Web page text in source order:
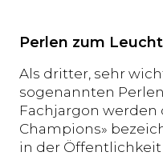
Perlen zum
Als dritter, sehr
sogenannten
Fachjargon werden
Champions»
in der